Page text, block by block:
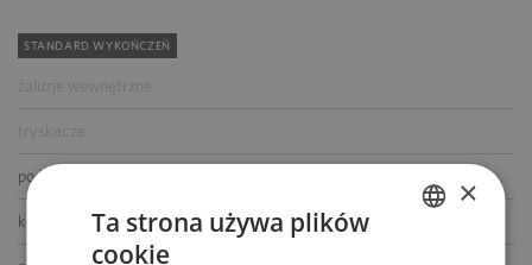
STANDARD WYKOŃCZEŃ
żaluzje wewnętrzne
podwójne zasilanie
kontrola dostępu
×
Ta strona używa plików
cookie